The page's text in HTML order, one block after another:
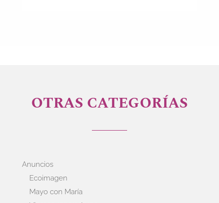
OTRAS CATEGORÍAS
Anuncios
Ecoimagen
Mayo con María